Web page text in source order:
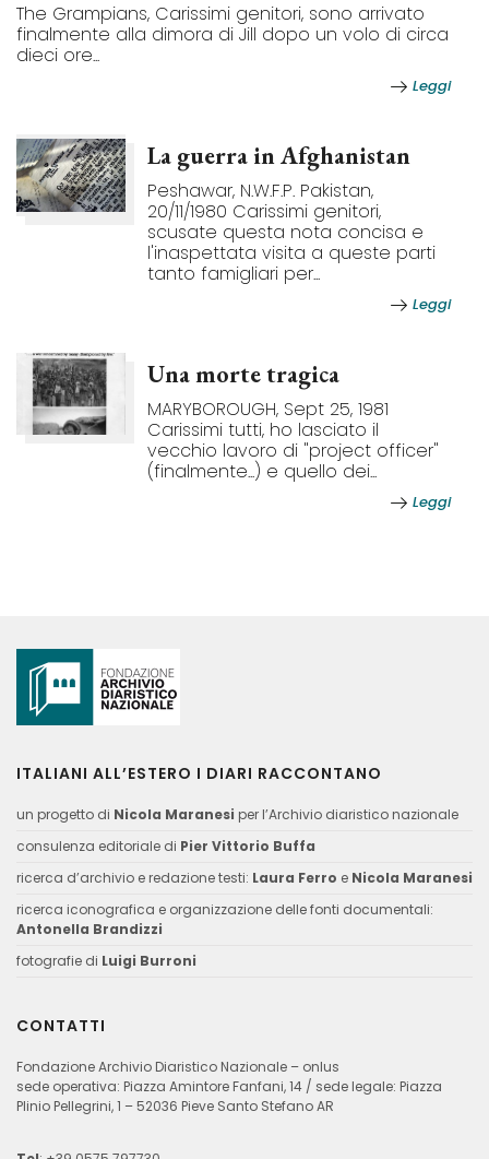
The Grampians, Carissimi genitori, sono arrivato
finalmente alla dimora di Jill dopo un volo di circa
dieci ore...
Leggi
La guerra in Afghanistan
Peshawar, N.W.F.P. Pakistan,
20/11/1980 Carissimi genitori,
scusate questa nota concisa e
l'inaspettata visita a queste parti
tanto famigliari per...
Leggi
Una morte tragica
MARYBOROUGH, Sept 25, 1981
Carissimi tutti, ho lasciato il
vecchio lavoro di "project officer"
(finalmente...) e quello dei...
Leggi
ITALIANI ALL’ESTERO I DIARI RACCONTANO
un progetto di Nicola Maranesi per l’Archivio diaristico nazionale
consulenza editoriale di Pier Vittorio Buffa
ricerca d’archivio e redazione testi: Laura Ferro e Nicola Maranesi
ricerca iconografica e organizzazione delle fonti documentali:
Antonella Brandizzi
fotografie di Luigi Burroni
CONTATTI
Fondazione Archivio Diaristico Nazionale – onlus
sede operativa: Piazza Amintore Fanfani, 14 / sede legale: Piazza
Plinio Pellegrini, 1 – 52036 Pieve Santo Stefano AR